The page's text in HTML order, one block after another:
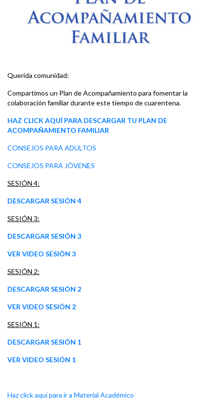
Querida comunidad:
Compartimos un Plan de Acompañamiento para fomentar la
colaboración familiar durante este tiempo de cuarentena.
HAZ CLICK AQUÍ PARA DESCARGAR TU PLAN DE
ACOMPAÑAMIENTO FAMILIAR
CONSEJOS PARA ADULTOS
CONSEJOS PARA JÓVENES
SESIÓN 4:
DESCARGAR SESIÓN 4
SESIÓN 3:
DESCARGAR SESIÓN 3
VER VIDEO SESIÓN 3
SESIÓN 2:
DESCARGAR SESIÓN 2
VER VIDEO SESIÓN 2
SESIÓN 1:
DESCARGAR SESIÓN 1
VER VIDEO SESIÓN 1
Haz click aquí para ir a Material Académico